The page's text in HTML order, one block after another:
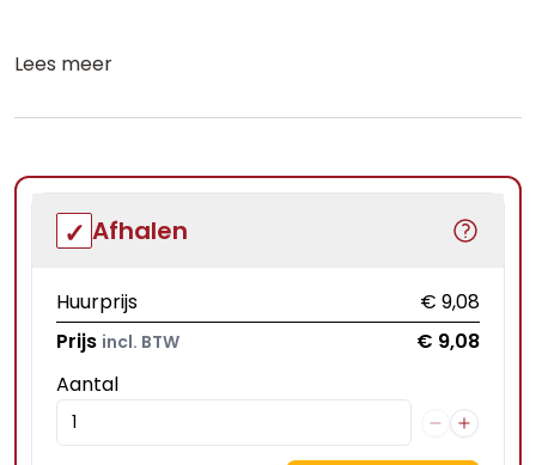
Lees meer
Afhalen
Huurprijs
€ 9,08
Prijs incl. BTW
€ 9,08
Aantal